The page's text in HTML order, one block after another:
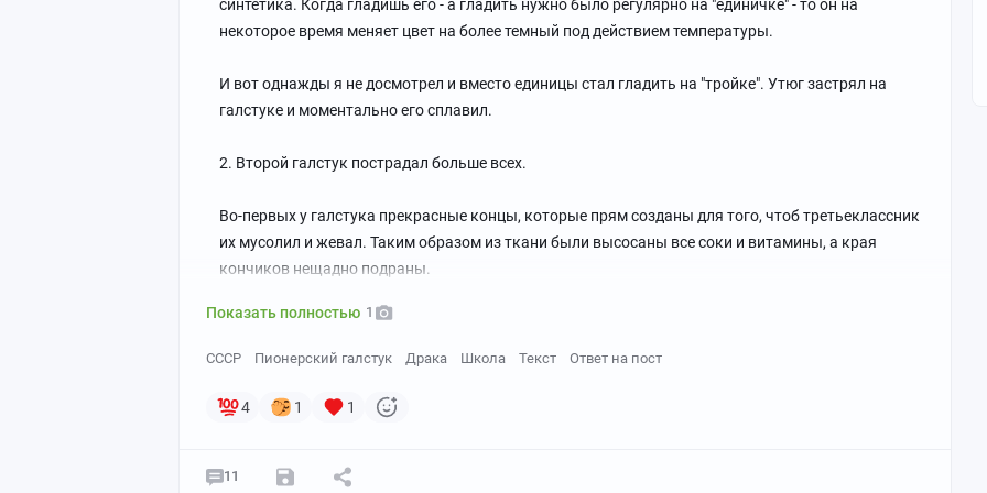
синтетика. Когда гладишь его - а гладить нужно было регулярно на "единичке" - то он на
некоторое время меняет цвет на более темный под действием температуры.
И вот однажды я не досмотрел и вместо единицы стал гладить на "тройке". Утюг застрял на
галстуке и моментально его сплавил.
2. Второй галстук пострадал больше всех.
Во-первых у галстука прекрасные концы, которые прям созданы для того, чтоб третьеклассник
их мусолил и жевал. Таким образом из ткани были высосаны все соки и витамины, а края
кончиков нещадно подраны.
Во-вторых за галстук можно было схватиться в драке, в дружеской борьбе или просто случайно
В третьих мажущейся шариковой ручкой незаметно для самого себя можно не только на руках
Кароч, галстук изнохратился в рваную тряпицу.
Показать полностью 1
СССР Пионерский галстук Драка Школа Текст Ответ на пост
4 1 1
11